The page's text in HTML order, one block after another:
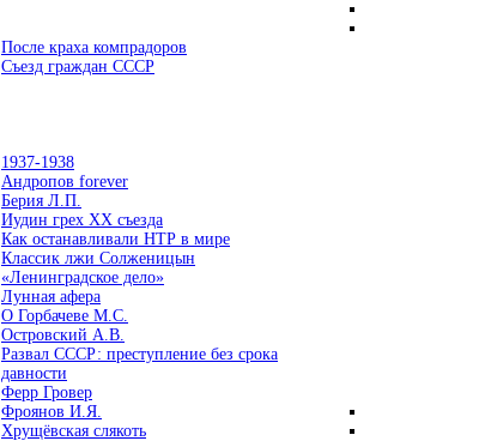
После краха компрадоров
Съезд граждан СССР
1937-1938
Андропов forever
Берия Л.П.
Иудин грех ХХ съезда
Как останавливали НТР в мире
Классик лжи Солженицын
«Ленинградское дело»
Лунная афера
О Горбачеве М.С.
Островский А.В.
Развал СССР: преступление без срока
давности
Ферр Гровер
Фроянов И.Я.
Хрущёвская слякоть